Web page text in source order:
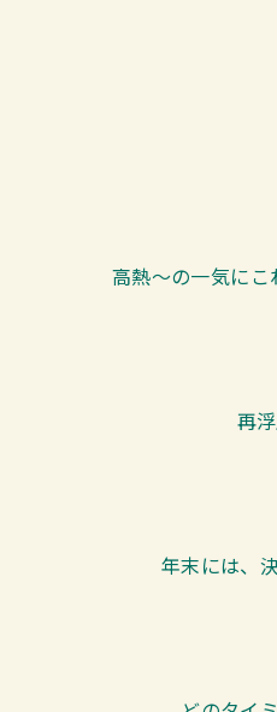
高熱～の一気に
再浮
年末には、